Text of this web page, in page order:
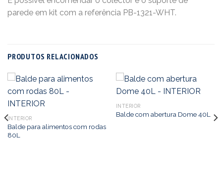
parede em kit com a referência PB-1321-WHT.
PRODUTOS RELACIONADOS
INTERIOR
Balde para alimentos com rodas
80L
INTERIOR
Balde com abertura Dome 40L